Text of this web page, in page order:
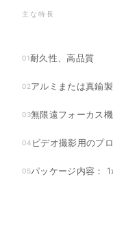
主な特長
01耐久性、高品質
02アルミまたは真鍮
03無限遠フォーカス
04 ビデオ撮影用のプ
05パッケージ内容：